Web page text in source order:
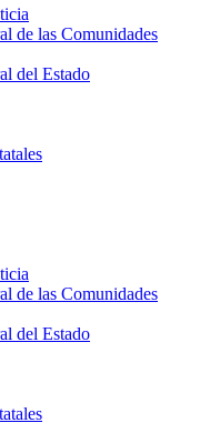
de las Comunidades
del Estado
de las Comunidades
del Estado